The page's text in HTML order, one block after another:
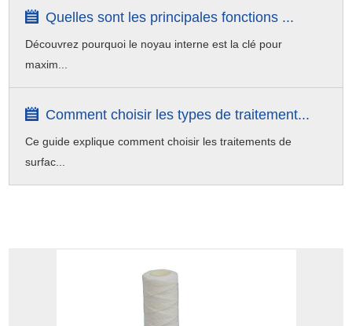
Quelles sont les principales fonctions ...
Découvrez pourquoi le noyau interne est la clé pour
maxim...
Comment choisir les types de traitement...
Ce guide explique comment choisir les traitements de
surfac...